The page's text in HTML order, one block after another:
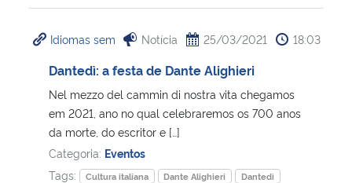
Idiomas sem Notícia 25/03/2021 18:03
Dantedì: a festa de Dante Alighieri
Nel mezzo del cammin di nostra vita chegamos
em 2021, ano no qual celebraremos os 700 anos
da morte, do escritor e […]
Categoria: Eventos
Tags:
Cultura italiana Dante Alighieri
Dantedì